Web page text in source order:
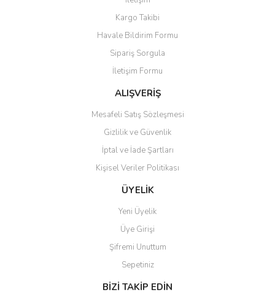
Ürün açıklamasında eksik bilgiler bulunuyor.
Ürün bilgilerinde hatalar bulunuyor.
Ürün fiyatı diğer sitelerden daha pahalı.
Bu ürüne benzer farklı alternatifler olmalı.
Gönder
Kargo Takibi
Havale Bildirim Formu
Sipariş Sorgula
İletişim Formu
ALIŞVERİŞ
Mesafeli Satış Sözleşmesi
Gizlilik ve Güvenlik
İptal ve İade Şartları
Kişisel Veriler Politikası
ÜYELİK
Yeni Üyelik
Üye Girişi
Şifremi Unuttum
Sepetiniz
BİZİ TAKİP EDİN